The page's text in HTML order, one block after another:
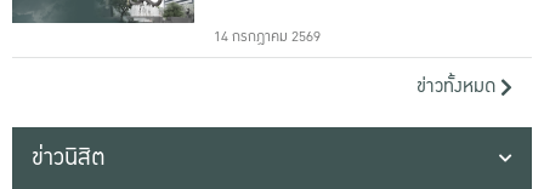
14 กรกฎาคม 2569
ข่าวทั้งหมด
ข่าวนิสิต